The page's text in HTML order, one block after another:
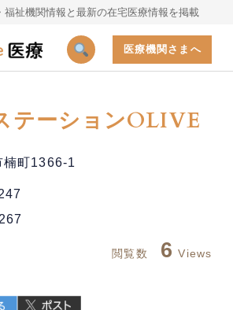
福祉機関情報と最新の在宅医療情報を掲載
医療機関さまへ
テーションOLIVE
楠町1366-1
閲覧数 6 Views